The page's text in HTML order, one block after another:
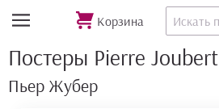
Корзина
Постеры Pierre Joubert
Пьер Жубер